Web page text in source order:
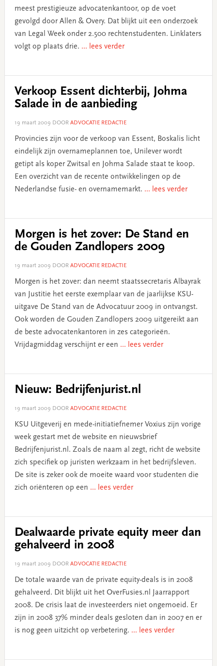
meest prestigieuze advocatenkantoor, op de voet
gevolgd door Allen & Overy. Dat blijkt uit een onderzoek
van Legal Week onder 2.500 rechtenstudenten. Linklaters
volgt op plaats drie. ... lees verder
Verkoop Essent dichterbij, Johma
Salade in de aanbieding
19 maart 2009 DOOR ADVOCATIE REDACTIE
Provincies zijn voor de verkoop van Essent, Boskalis licht
eindelijk zijn overnameplannen toe, Unilever wordt
getipt als koper Zwitsal en Johma Salade staat te koop.
Een overzicht van de recente ontwikkelingen op de
Nederlandse fusie- en overnamemarkt. ... lees verder
Morgen is het zover: De Stand en
de Gouden Zandlopers 2009
19 maart 2009 DOOR ADVOCATIE REDACTIE
Morgen is het zover: dan neemt staatssecretaris Albayrak
van Justitie het eerste exemplaar van de jaarlijkse KSU-
uitgave De Stand van de Advocatuur 2009 in ontvangst.
Ook worden de Gouden Zandlopers 2009 uitgereikt aan
de beste advocatenkantoren in zes categorieën.
Vrijdagmiddag verschijnt er een ... lees verder
Nieuw: Bedrijfenjurist.nl
19 maart 2009 DOOR ADVOCATIE REDACTIE
KSU Uitgeverij en mede-initiatiefnemer Voxius zijn vorige
week gestart met de website en nieuwsbrief
Bedrijfenjurist.nl. Zoals de naam al zegt, richt de website
zich specifiek op juristen werkzaam in het bedrijfsleven.
De site is zeker ook de moeite waard voor studenten die
zich oriënteren op een ... lees verder
Dealwaarde private equity meer dan
gehalveerd in 2008
19 maart 2009 DOOR ADVOCATIE REDACTIE
De totale waarde van de private equity-deals is in 2008
gehalveerd. Dit blijkt uit het OverFusies.nl Jaarrapport
2008. De crisis laat de investeerders niet ongemoeid. Er
zijn in 2008 37% minder deals gesloten dan in 2007 en er
is nog geen uitzicht op verbetering. ... lees verder